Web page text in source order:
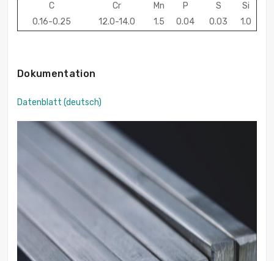
C Cr Mn P S
Si
0.16-0.25
12.0-14.0 1.5 0.04 0.03 1.0
Dokumentation
Datenblatt (deutsch)